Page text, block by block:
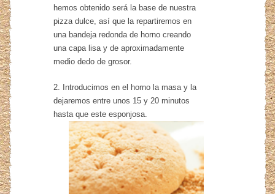
hemos obtenido será la base de nuestra
pizza dulce, así que la repartiremos en
una bandeja redonda de horno creando
una capa lisa y de aproximadamente
medio dedo de grosor.
2. Introducimos en el horno la masa y la
dejaremos entre unos 15 y 20 minutos
hasta que este esponjosa.